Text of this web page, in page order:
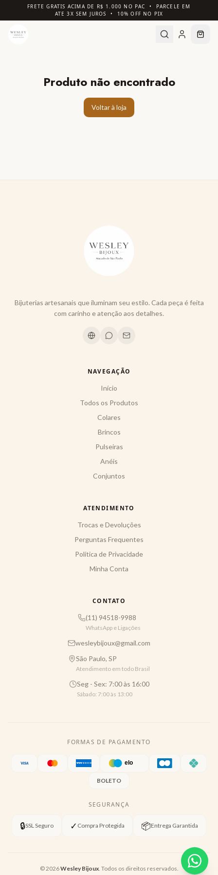
FRETE GRATIS ACIMA DE R$ 1.000 NO PAC • PARCELE EM
ATE 3X SEM JUROS • 10% OFF NO PIX
Produto não encontrado
Voltar à loja
Bijuterias artesanais que iluminam seu estilo. Cada peça é feita
com carinho e atenção aos detalhes.
NAVEGAÇÃO
Início
Todos os Produtos
Colares
Brincos
Pulseiras
Anéis
Conjuntos
ATENDIMENTO
Trocas e Devoluções
Perguntas Frequentes
Política de Privacidade
Minha Conta
CONTATO
(11) 94518-9988
WhatsApp e Ligações
wesleybijoux@gmail.com
São Paulo, SP
Atendimento em todo Brasil
Seg - Sex: 7:00 às 16:00
Sábado: 7:00 às 13:00
FORMAS DE PAGAMENTO
BOLETO
SEGURANÇA
🔒SSL Seguro ✓ Compra Protegida 📦Entrega Garantida
©2026Wesley Bijoux. Todos os direitos reservados.